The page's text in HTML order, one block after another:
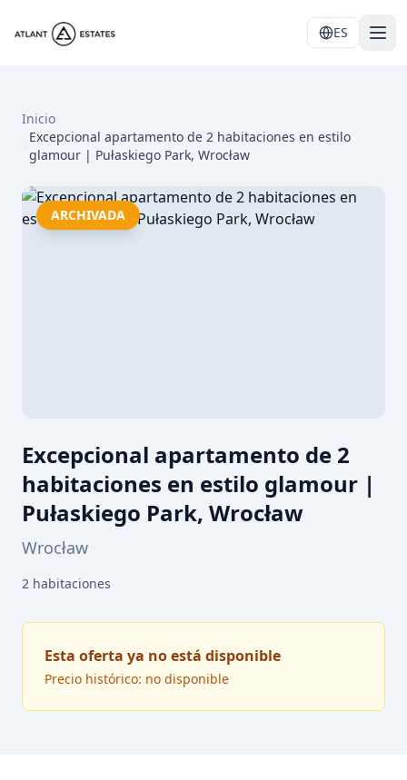
ES
Inicio
Excepcional apartamento de 2 habitaciones en estilo
glamour | Pułaskiego Park, Wrocław
ARCHIVADA
Excepcional apartamento de 2
habitaciones en estilo glamour |
Pułaskiego Park, Wrocław
Wrocław
2 habitaciones
Esta oferta ya no está disponible
Precio histórico: no disponible